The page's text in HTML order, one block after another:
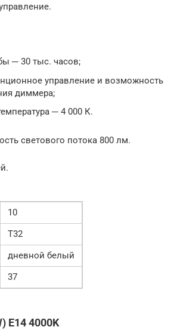
─ 30 тыс. часов;
управление и возможность
диммера;
─ 4 000 К.
светового потока 800 лм.
10
Т32
дневной белый
37
E14 4000K